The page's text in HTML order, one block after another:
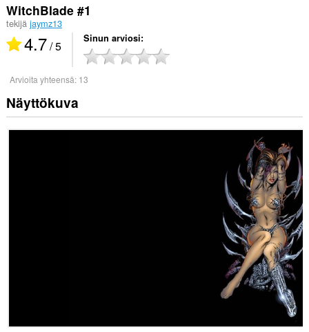
WitchBlade #1
tekijä jaymz13
4.7/ 5 Sinun arviosi
Arvioita yhteensä: 13
Näyttökuva